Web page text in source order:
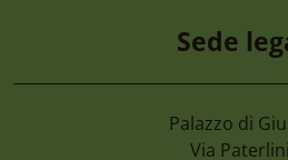
7 Agosto 2026
Sede
Palazzo di
Via